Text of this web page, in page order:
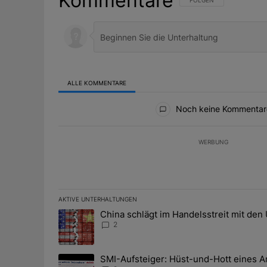
ALLE KOMMENTARE
Noch keine
WERBUNG
AKTIVE UNTERHALTUNGEN
Das Folgende ist eine Liste der am meisten
Ein Trendartikel mit dem Titel "China schlägt im
China schlägt im Handelsstreit mit den
2
Ein Trendartikel mit dem Titel "SMI-Aufsteiger: Hüst-
SMI-Aufsteiger: Hüst-und-Hott eines